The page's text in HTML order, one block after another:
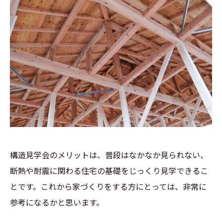
構造見学会のメリットは、普段はなかなか見られない、
断熱や耐震に関わる住宅の基礎をじっくり見学できるこ
とです。これから家づくりをする方にとっては、非常に
参考になるかと思います。